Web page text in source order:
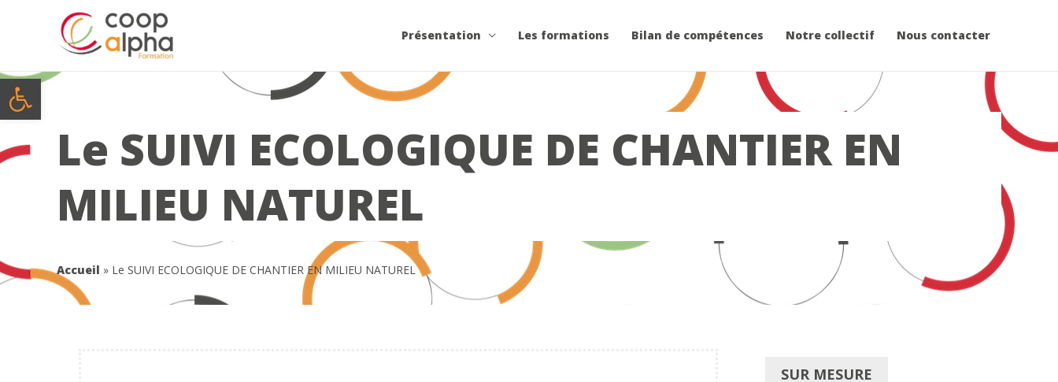
Ouvrir la barre d’outils
Présentation Les formations Bilan de compétences Notre collectif Nous contacter
Le SUIVI ECOLOGIQUE DE CHANTIER EN
MILIEU NATUREL
Accueil » Le SUIVI ECOLOGIQUE DE CHANTIER EN MILIEU NATUREL
SUR MESURE